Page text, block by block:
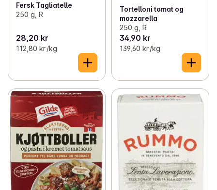
Fersk Tagliatelle
250 g, R
28,20 kr
112,80 kr /kg
Tortelloni tomat og
mozzarella
250 g, R
34,90 kr
139,60 kr /kg